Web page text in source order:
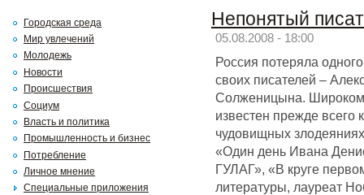
Непонятый
05.08.2008 - 18:00
Россия потеряла
своих писателей –
Солженицына.
известен прежде всего
чудовищных
«Один день Ивана
ГУЛАГ», «В круге
литературы, лауреат
Городская среда
Мир увлечений
Молодежь
Новости
Происшествия
Социум
Власть и политика
Промышленность и бизнес
Потребление
Личное мнение
Специальные приложения